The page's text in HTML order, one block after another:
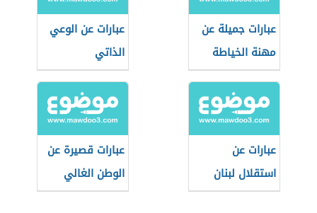
عبارات جميلة عن
مهنة الخياطة
عبارات عن الوعي
الذاتي
عبارات عن
استقلال لبنان
عبارات قصيرة عن
الوطن الغالي
للأطفال